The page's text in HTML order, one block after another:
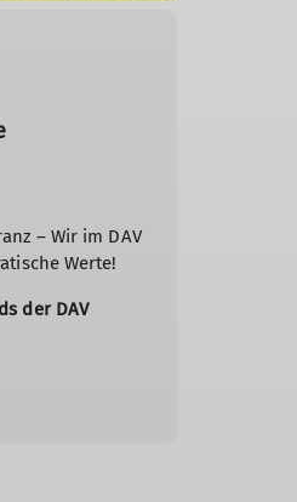
– Wir im DAV
Werte!
der DAV